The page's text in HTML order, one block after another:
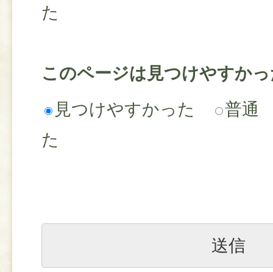
た
このページは見つけやすか
見つけやすかった
普通
た